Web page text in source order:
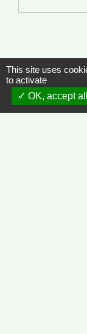
This site uses
to activate
OK, accept all